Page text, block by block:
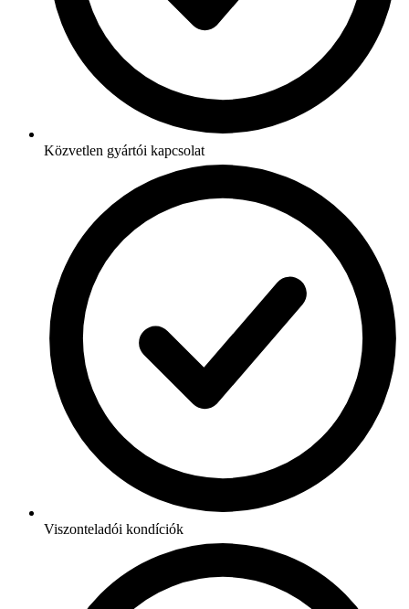
Közvetlen gyártói kapcsolat
Viszonteladói kondíciók